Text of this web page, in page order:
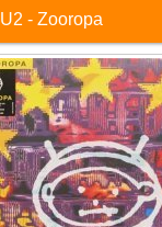
U2 - Zooropa